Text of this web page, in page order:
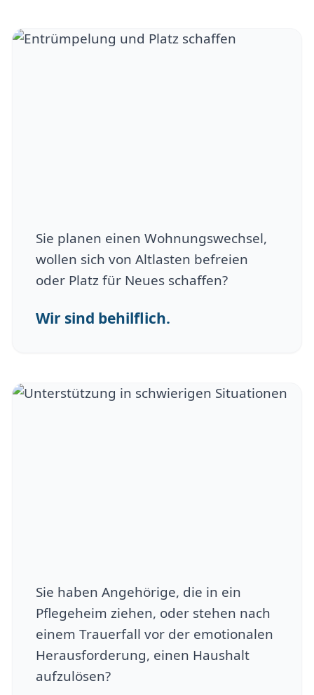
Sie planen einen Wohnungswechsel,
wollen sich von Altlasten befreien
oder Platz für Neues schaffen?
Wir sind behilflich.
Sie haben Angehörige, die in ein
Pflegeheim ziehen, oder stehen nach
einem Trauerfall vor der emotionalen
Herausforderung, einen Haushalt
aufzulösen?